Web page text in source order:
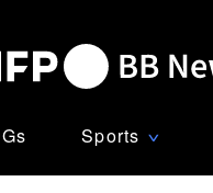
Sports ∨